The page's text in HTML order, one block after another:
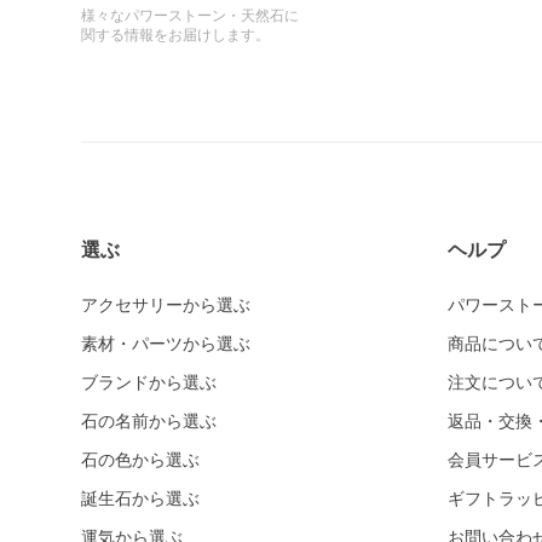
様々なパワーストーン・天然石に
関する情報をお届けします。
選ぶ
アクセサリーから選ぶ
素材・パーツから選ぶ
ブランドから選ぶ
石の名前から選ぶ
石の色から選ぶ
誕生石から選ぶ
運気から選ぶ
ヘルプ
パワースト
商品につい
注文につい
返品・交換
会員サービ
ギフトラッ
お問い合わ